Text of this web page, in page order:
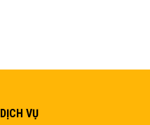
DỊCH VỤ